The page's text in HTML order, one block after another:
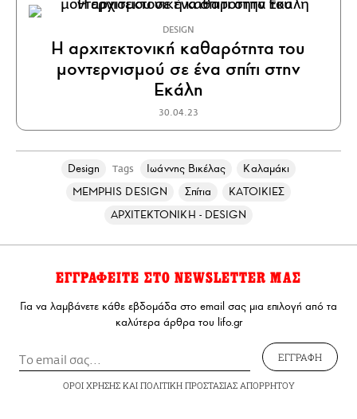
DESIGN
Η αρχιτεκτονική καθαρότητα του
μοντερνισμού σε ένα σπίτι στην
Εκάλη
30.04.23
Design Tags Ιωάννης Βικέλας
Καλαμάκι
MEMPHIS DESIGN
Σπίτια
ΚΑΤΟΙΚΙΕΣ
ΑΡΧΙΤΕΚΤΟΝΙΚΗ - DESIGN
ΕΓΓΡΑΦΕΙΤΕ ΣΤΟ NEWSLETTER ΜΑΣ
Για να λαμβάνετε κάθε εβδομάδα στο email σας μια επιλογή από τα
καλύτερα άρθρα του lifo.gr
ΕΓΓΡΑΦΗ
ΟΡΟΙ ΧΡΗΣΗΣΚΑΙ ΠΟΛΙΤΙΚΗ ΠΡΟΣΤΑΣΙΑΣ ΑΠΟΡΡΗΤΟΥ